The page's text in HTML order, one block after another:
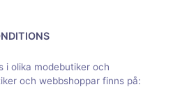
i olika modebutiker och
och webbshoppar finns på: